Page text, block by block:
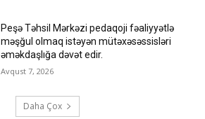
Peşə Təhsil Mərkəzi pedaqoji fəaliyyətlə
məşğul olmaq istəyən mütəxəsəssisləri
əməkdaşlığa dəvət edir.
Avqust 7, 2026
Daha Çox